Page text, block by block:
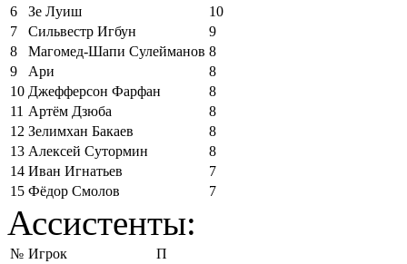
6
Зе Луиш
10
7
Сильвестр Игбун
9
8
Магомед-Шапи Сулейманов 8
9
Ари
8
10 Джефферсон Фарфан
8
11 Артём Дзюба
8
12 Зелимхан Бакаев
8
13 Алексей Сутормин
8
14 Иван Игнатьев
7
15 Фёдор Смолов 7
Ассистенты:
№ Игрок
П